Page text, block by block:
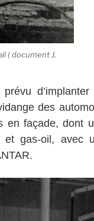
( document J.
des
en façade, dont
gas-oil, avec